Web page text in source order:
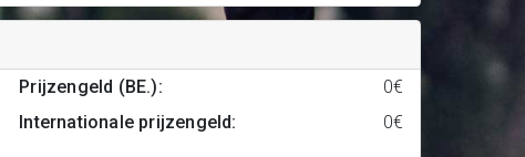
Prijzengeld (BE.):
0€
Internationale prijzengeld: 0€